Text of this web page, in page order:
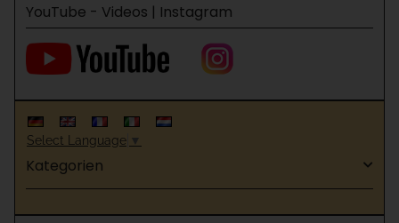
YouTube - Videos | Instagram
Select Language ▼
Kategorien